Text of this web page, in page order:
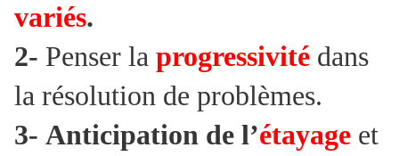
variés.
2- Penser la progressivité dans
la résolution de problèmes.
3- Anticipation de l’étayage et